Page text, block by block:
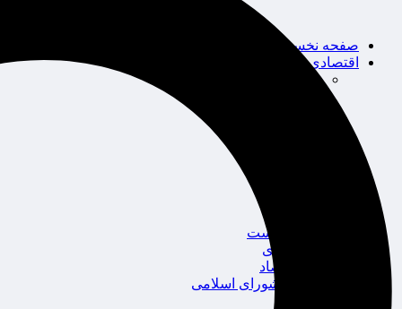
صفحه نخست
اقتصادی
حوزه بیمه
محیط زیست
گردشگری
سیاست و اقتصاد
مجلس شورای اسلامی